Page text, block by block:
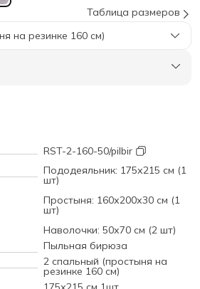
Таблица размеров
на резинке 160 см)
RST-2-160-50/pilbir
Пододеяльник: 175х215 см (1
шт)
Простыня: 160х200х30 см (1
шт)
Наволочки: 50х70 см (2 шт)
Пыльная бирюза
2 спальный (простыня на
резинке 160 см)